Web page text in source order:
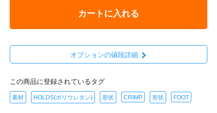
カートに入れる
オプションの値段詳細
この商品に登録されているタグ
素材 HOLDS(ポリウレタン) 形状 CRIMP 形状 FOOT